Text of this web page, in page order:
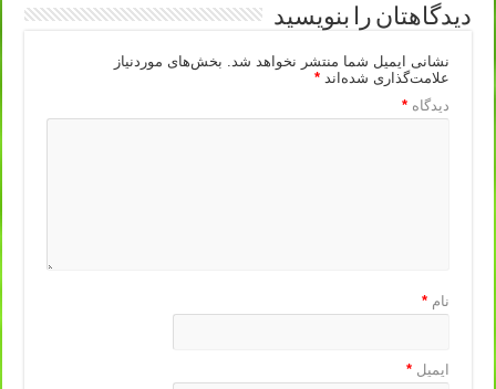
دیدگاهتان را بنویسید
نشانی ایمیل شما منتشر نخواهد شد.
بخش‌های موردنیاز
علامت‌گذاری شده‌اند*
دیدگاه*
نام*
ایمیل*